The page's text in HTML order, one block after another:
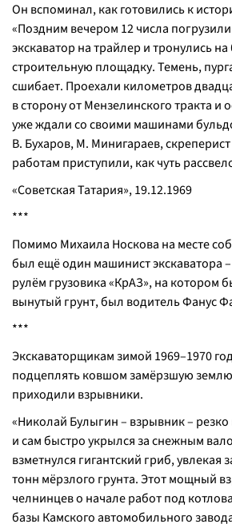
Он вспоминал, как готовились к
«Поздним вечером 12 числа
экскаватор на трайлер и тронулись
строительную площадку. Темень,
сшибает. Проехали километров
в сторону от Мензелинского тракта и
уже ждали со своими машинами
В. Бухаров, М. Минигараев,
работам приступили, как чуть
«Советская Татария», 19.12.1969
***
Помимо Михаила Носкова на месте
был ещё один машинист экскаватора
рулём грузовика «КрАЗ», на котором
вынутый грунт, был водитель Фанус
***
Экскаваторщикам зимой 1969–1970
подцеплять ковшом замёрзшую
приходили взрывники.
«Николай Булыгин – взрывник –
и сам быстро укрылся за снежным
взметнулся гигантский гриб, увлекая
тонн мёрзлого грунта. Этот мощный
челнинцев о начале работ под
базы Камского автомобильного